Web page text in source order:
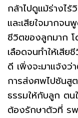
กล้าไปดูแม้ร่างไ
และเสียใจมากจน
ชีวิตของลูกมาก โ
เลือดจนทำให้เสี
ดี เพิ่งจะมาแจ้งว่
การส่งศพไปชันสู
ธรรมให้กับลูก ตน
ต้องรักษาตัวที่ ร